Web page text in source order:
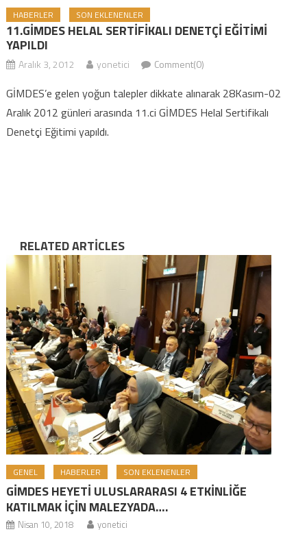
HABERLER SON EKLENENLER
11.GİMDES HELAL SERTİFİKALI DENETÇİ EĞİTİMİ
YAPILDI
Aralık 3, 2012 yonetici Comment(0)
GİMDES’e gelen yoğun talepler dikkate alınarak 28Kasım-02
Aralık 2012 günleri arasında 11.ci GİMDES Helal Sertifikalı
Denetçi Eğitimi yapıldı.
RELATED ARTICLES
GENEL HABERLER SON EKLENENLER
GİMDES HEYETİ ULUSLARARASI 4 ETKİNLİĞE
KATILMAK İÇİN MALEZYADA….
Nisan 10, 2018 yonetici